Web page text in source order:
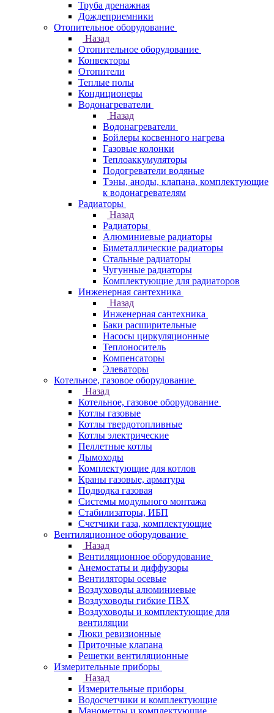
Труба дренажная
Дождеприемники
Отопительное оборудование
Назад
Отопительное оборудование
Конвекторы
Отопители
Теплые полы
Кондиционеры
Водонагреватели
Назад
Водонагреватели
Бойлеры косвенного нагрева
Газовые колонки
Теплоаккумуляторы
Подогреватели водяные
Тэны, аноды, клапана, комплектующие
к водонагревателям
Радиаторы
Назад
Радиаторы
Алюминиевые радиаторы
Биметаллические радиаторы
Стальные радиаторы
Чугунные радиаторы
Комплектующие для радиаторов
Инженерная сантехника
Назад
Инженерная сантехника
Баки расширительные
Насосы циркуляционные
Теплоноситель
Компенсаторы
Элеваторы
Котельное, газовое оборудование
Назад
Котельное, газовое оборудование
Котлы газовые
Котлы твердотопливные
Котлы электрические
Пеллетные котлы
Дымоходы
Комплектующие для котлов
Краны газовые, арматура
Подводка газовая
Системы модульного монтажа
Стабилизаторы, ИБП
Счетчики газа, комплектующие
Вентиляционное оборудование
Назад
Вентиляционное оборудование
Анемостаты и диффузоры
Вентиляторы осевые
Воздуховоды алюминиевые
Воздуховоды гибкие ПВХ
Воздуховоды и комплектующие для
вентиляции
Люки ревизионные
Приточные клапана
Решетки вентиляционные
Измерительные приборы
Назад
Измерительные приборы
Водосчетчики и комплектующие
Манометры и комплектующие